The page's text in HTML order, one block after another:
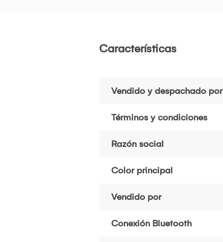
Características
Vendido y despachado por
Términos y condiciones
Razón social
Color principal
Vendido por
Conexión Bluetooth